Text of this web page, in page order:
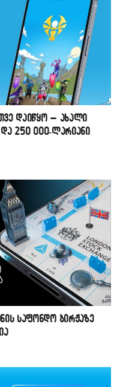
დაიწყო – ახალი
და 250 000-ლარიანი
საფონდო ბირჟაზე